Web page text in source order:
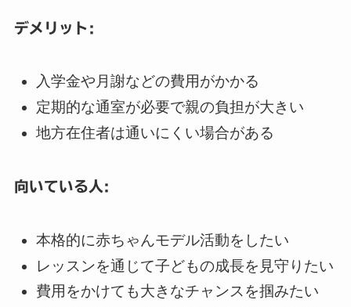
デメリット:
入学金や月謝などの費用がかかる
定期的な通室が必要で親の負担が大きい
地方在住者は通いにくい場合がある
向いている人:
本格的に赤ちゃんモデル活動をしたい
レッスンを通じて子どもの成長を見守りたい
費用をかけても大きなチャンスを掴みたい